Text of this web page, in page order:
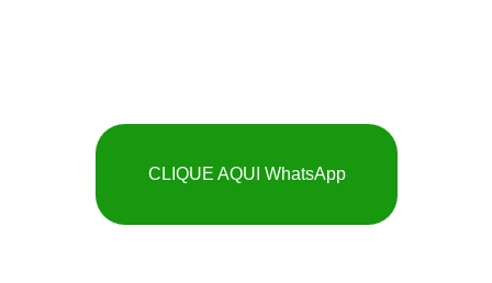
CLIQUE AQUI WhatsApp